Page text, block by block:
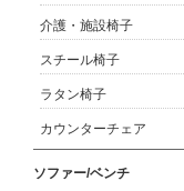
介護・施設椅子
スチール椅子
ラタン椅子
カウンターチェア
ソファー/ベンチ